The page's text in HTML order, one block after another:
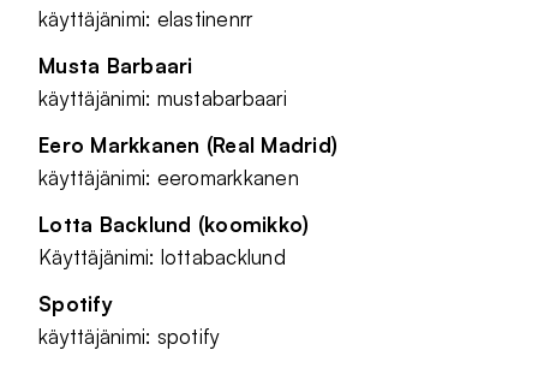
käyttäjänimi: elastinenrr
Musta Barbaari
käyttäjänimi: mustabarbaari
Eero Markkanen (Real Madrid)
käyttäjänimi: eeromarkkanen
Lotta Backlund (koomikko)
Käyttäjänimi: lottabacklund
Spotify
käyttäjänimi: spotify